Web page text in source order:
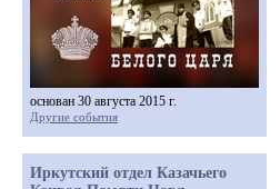
основан 30 августа 2015 г.
Другие события
Иркутский отдел Казачьего